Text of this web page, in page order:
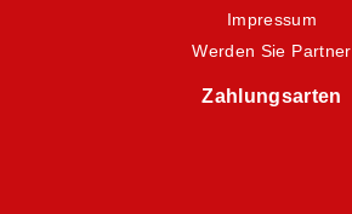
Impressum
Werden Sie Partner
Zahlungsarten